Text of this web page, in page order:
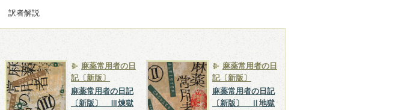
訳者解説
麻薬常用者の日
記〔新版〕
麻薬常用者の日記
〔新版〕 Ⅲ煉獄
麻薬常用者の日
記〔新版〕
麻薬常用者の日記
〔新版〕 Ⅱ地獄